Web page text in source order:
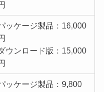
ッケージ製品：16,000
ウンロード版：15,000
ッケージ製品：9,800